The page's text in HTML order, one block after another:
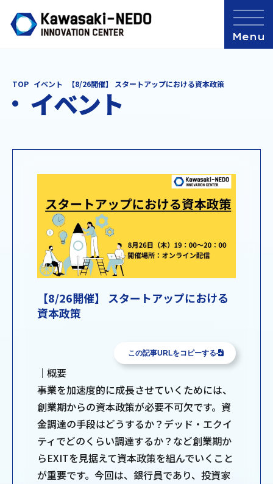
TOP イベント 【8/26開催】 スタートアップにおける資本政策
イベント
【8/26開催】 スタートアップにおける
資本政策
この記事URLをコピーする
｜概要
事業を加速度的に成長させていくためには、
創業期からの資本政策が必要不可欠です。資
金調達の手段はどうするか？デッド・エクイ
ティでどのくらい調達するか？など創業期か
らEXITを見据えて資本政策を組んでいくこと
が重要です。今回は、銀行員であり、投資家